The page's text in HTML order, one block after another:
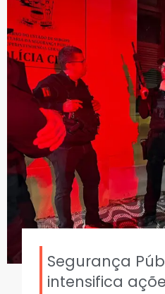
Segurança
intensifica